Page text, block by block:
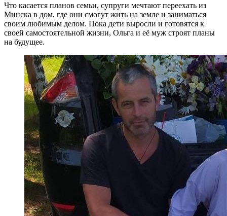
Что касается планов семьи, супруги мечтают переехать из
Минска в дом, где они смогут жить на земле и заниматься
своим любимым делом. Пока дети выросли и готовятся к
своей самостоятельной жизни, Ольга и её муж строят планы
на будущее.